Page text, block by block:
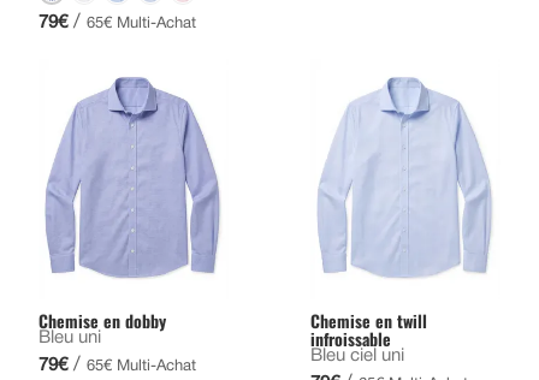
79€ / 65€ Multi-Achat
Chemise en dobby
Bleu uni
79€ / 65€ Multi-Achat
Chemise en twill
infroissable
Bleu ciel uni